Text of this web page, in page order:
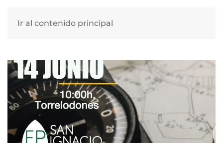
Ir al contenido principal